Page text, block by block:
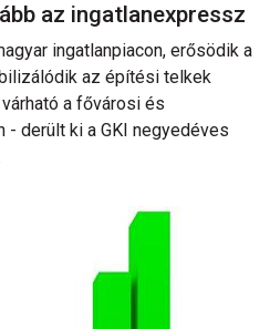
az ingatlanexpressz
ingatlanpiacon, erősödik a
az építési telkek
a fővárosi és
- derült ki a GKI negyedéves